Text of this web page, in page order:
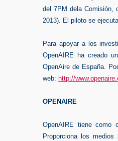
del 7PM dela Comisión,
2013). El piloto se
Para apoyar a los
OpenAIRE ha creado
OpenAire de España.
web: http://
OPENAIRE
OpenAIRE tiene como
Proporciona los